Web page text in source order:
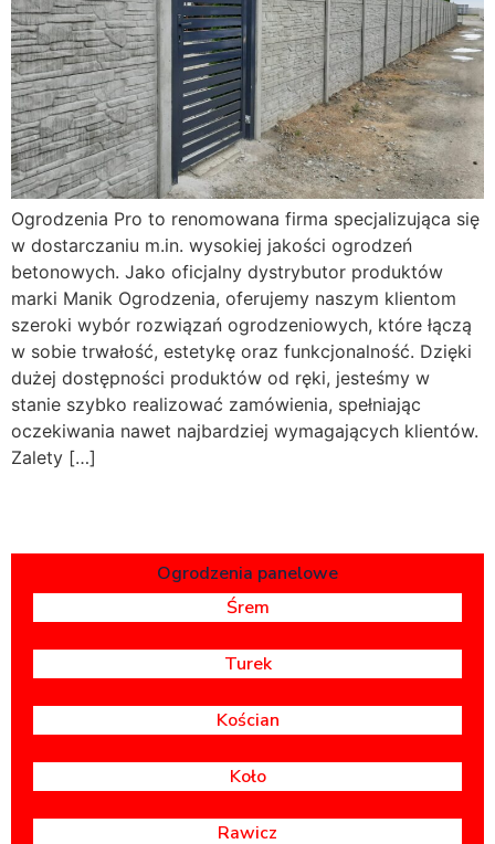
Ogrodzenia Pro to renomowana firma specjalizująca się
w dostarczaniu m.in. wysokiej jakości ogrodzeń
betonowych. Jako oficjalny dystrybutor produktów
marki Manik Ogrodzenia, oferujemy naszym klientom
szeroki wybór rozwiązań ogrodzeniowych, które łączą
w sobie trwałość, estetykę oraz funkcjonalność. Dzięki
dużej dostępności produktów od ręki, jesteśmy w
stanie szybko realizować zamówienia, spełniając
oczekiwania nawet najbardziej wymagających klientów.
Zalety […]
Ogrodzenia panelowe
Śrem
Turek
Kościan
Koło
Rawicz